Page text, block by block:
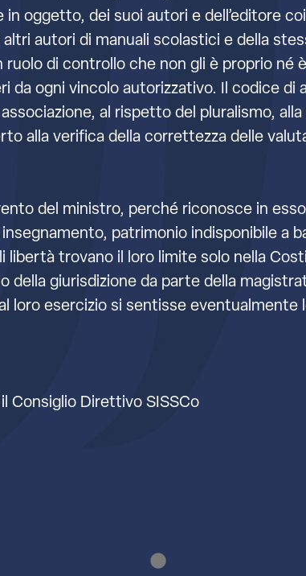
oggetto, dei suoi autori e dell’editore
autori di manuali scolastici e della
di controllo che non gli è proprio né
da ogni vincolo autorizzativo. Il codice
al rispetto del pluralismo,
alla verifica della correttezza delle
del ministro, perché riconosce in
patrimonio indisponibile a
libertà trovano il loro limite solo nella
della giurisdizione da parte della
loro esercizio si sentisse eventualmente
Consiglio Direttivo SISSCo